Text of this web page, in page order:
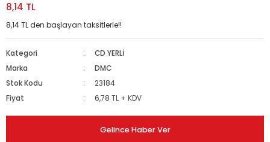
8,14 TL
8,14 TL den başlayan taksitlerle!!
Kategori
CD YERLİ
Marka
DMC
Stok Kodu
23184
Fiyat
6,78 TL + KDV
Gelince Haber Ver